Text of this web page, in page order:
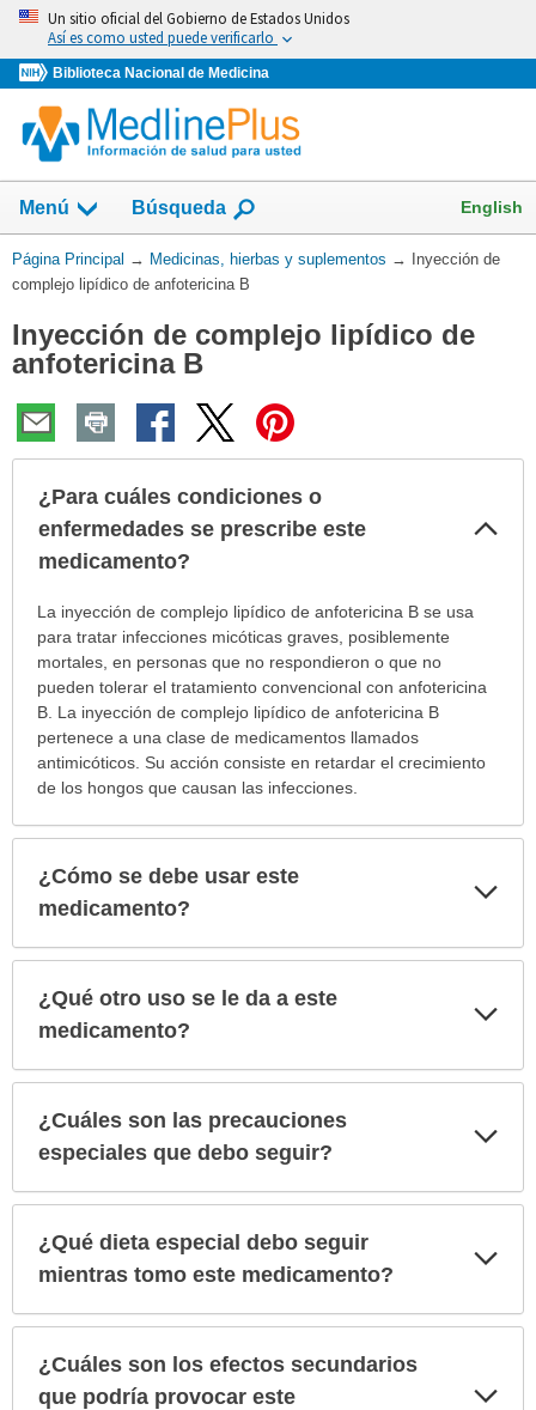
Omita
vaya
al
Contenido
Un sitio oficial del Gobierno de Estados Unidos
Así es como usted puede verificarlo
Biblioteca Nacional de Medicina
Menú
Mostrar
campo
de
Búsqueda English
Usted
está
Página Principal → Medicinas, hierbas y suplementos →
Inyección de
complejo lipídico de anfotericina B
Inyección de complejo lipídico de
anfotericina B
¿Para cuáles condiciones o
enfermedades se prescribe este
medicamento?
¿Para
cuáles
condiciones
enfermedades
prescribe
este
ha
extendido.
La inyección de complejo lipídico de anfotericina B se usa
para tratar infecciones micóticas graves, posiblemente
mortales, en personas que no respondieron o que no
pueden tolerar el tratamiento convencional con anfotericina
B. La inyección de complejo lipídico de anfotericina B
pertenece a una clase de medicamentos llamados
antimicóticos. Su acción consiste en retardar el crecimiento
de los hongos que causan las infecciones.
¿Cómo se debe usar este
medicamento?
¿Qué otro uso se le da a este
medicamento?
¿Cuáles son las precauciones
especiales que debo seguir?
¿Qué dieta especial debo seguir
mientras tomo este medicamento?
¿Cuáles son los efectos secundarios
que podría provocar este